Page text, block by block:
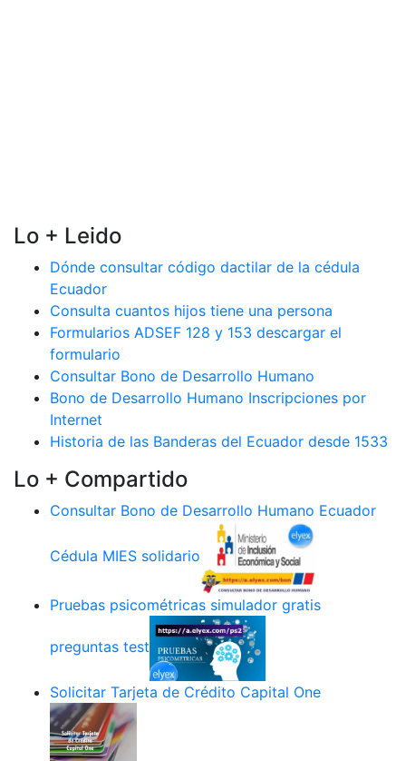
Lo + Leido
Dónde consultar código dactilar de la cédula
Ecuador
Consulta cuantos hijos tiene una persona
Formularios ADSEF 128 y 153 descargar el
formulario
Consultar Bono de Desarrollo Humano
Bono de Desarrollo Humano Inscripciones por
Internet
Historia de las Banderas del Ecuador desde 1533
Lo + Compartido
Consultar Bono de Desarrollo Humano Ecuador
Cédula MIES solidario
Pruebas psicométricas simulador gratis
preguntas test
Solicitar Tarjeta de Crédito Capital One